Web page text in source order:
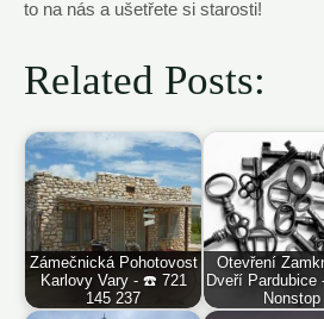
to na nás‌ a ušetřete si ​starosti! ‍
Related Posts:
Zámečnická Pohotovost
Karlovy Vary - ☎️ 721
145 237
Otevření
Dveří Pardubice
Nonstop